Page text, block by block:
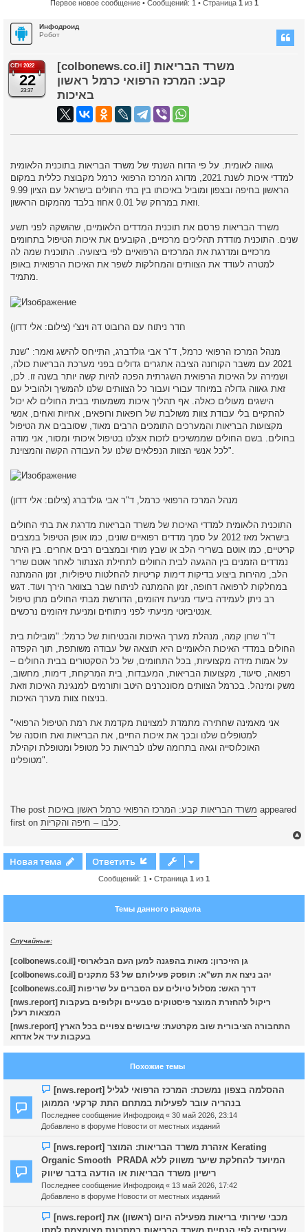
Первое новое сообщение• Сообщений: 1 • Страница 1 из 1
Инфодроид
Робот
СЕН 2022
22
23:37
[colbonews.co.il] משרד הבריאות
קבע: המרכז הרפואי כרמל ראשון
באיכות
גאווה לאומית. על פי הדוח השנתי של משרד הבריאות בתוכנית הלאומית
למדדי איכות לשנת 2021, מדורג המרכז הרפואי כרמל מקבוצת כללית במקום
הראשון בחיפה ובצפון ומוביל באיכותו בין בתי החולים בישראל עם הציון 9.99
וזאת במרחק של 0.01 אחוז בלבד מהמקום הראשון.
משרד הבריאות פרסם את תוכנית המדדים הלאומיים, שהושקה לפני תשע
שנים. התוכנית מודדת תהליכים מרכזיים, הקובעים את איכות הטיפול בתחומים
מרכזיים ומדרגת את המרכזים הרפואיים לפי ביצועיה. התוכנית שמה לה
למטרה לעודד את הצוותים והמחלקות לשפר את האיכות הרפואית באופן
מתמיד.
חדר ניתוח עם הרובוט דה וינצ'י (צילום: אלי דדון)
מנהל המרכז הרפואי כרמל, ד"ר אבי גולדברג, התייחס להישג ואמר: "שנת
2021 עם משבר הקורונה הציבה אתגרים גדולים בפני מערכת הבריאות כולה,
ושמירה על האיכות הרפואית השגרתית הפכה להיות קשה יותר בשנה זו. לכן,
זאת גאווה גדולה במיוחד עבורי ועבור כל הצוותים שלנו להמשיך ולהוביל עם
הישגים מעולים כאלה. אף תהליך איכות משמעותי בבית החולים לא יכול
להתקיים בלי עבודת צוות משולבת של רופאות ורופאים, אחיות ואחים, אנשי
מקצועות הבריאות והמערכים התומכים הרבים מאוד, שסובבים את הטיפול
בחולים. בשם החולים שממשיכים לזכות אצלנו בטיפול איכותי ומסור, אני מודה
לכל אנשי הצוות הנפלאים שלנו על העבודה הקשה והמצוינת".
מנהל המרכז הרפואי כרמל, ד"ר אבי גולדברג (צילום: אלי דדון)
התוכנית הלאומית למדדי האיכות של משרד הבריאות מדרגת את בתי החולים
בישראל מאז 2012 על סמך מדדים רפואיים שונים, כמו אופן הטיפול במצבים
קריטיים, כמו אוטם בשרירי הלב או שבץ מוחי ובמצבים רבים אחרים. בין היתר
נמדדים הזמנים בין ההגעה לבית החולים לתחילת הצנתור לאחר אוטם שריר
הלב, מהירות ביצוע בדיקות דימות קריטיות להחלטות טיפוליות, זמן ההמתנה
במחלקות לרפואה דחופה, זמן ההמתנה לניתוח שבר בצוואר הירך ועוד. דגש
רב ניתן לעמידה ביעדי מניעת זיהומים, הדורשת מבתי החולים מתן טיפול
אנטיביוטי מניעתי לפני ניתוחים ומניעת זיהומים נרכשים.
ד"ר שרון קמה, מנהלת מערך האיכות והבטיחות של כרמל: "מובילות בית
החולים במדדי האיכות הלאומיים היא תוצאה של עבודה משותפת, תוך הקפדה
על אמות מידה מקצועיות, בכל התחומים, של כל הסקטורים בבית החולים –
רפואה, סיעוד, מקצועות הבריאות, המעבדות, בית המרקחת, דימות, מחשוב,
משק ומינהל. בכרמל הצוותים מסונכרנים היטב ותורמים למנגינת האיכות וזאת
בניצוח צוות מערך האיכות.
"אני מאמינה שחתירה מתמדת למצוינות מקדמת את רמת הטיפול הרפואי
למטופלים שלנו ובכך את איכות החיים, את הבריאות ואת חוסנה של
האוכלוסייה וגאה בתרומה שלנו לבריאות כל מטופל ומטופלת וקהילת
מטופלינו".
The post משרד הבריאות קבע: המרכז הרפואי כרמל ראשון באיכות appeared
first on כלבו – חיפה והקריות.
т
с
Новая тема Ответить
Сообщений: 1 • Страница 1 из 1
Темы данного раздела
Случайные:
[colbonews.co.il] גן הזיכרון: מאות בהפגנה למען העם הבלארוסי
[colbonews.co.il] יהב ניצח את תש"א: תופסק פעילותם של 53 מתקנים
[colbonews.co.il] דרך האש: מסלול טיולים עם הסברים על שריפות
[nws.report] ריקול להחזרת המוצר פיסטוקים טבעיים וקלופים בעקבות
המצאות רעלן
[nws.report] התחבורה הציבורית שוב מקרטעת: שיבושים צפויים בכל הארץ
בעקבות עיד אל אדחא
Похожие темы
Н
о
о
с
о
о
б
щ
е
и
[nws.report] ההסלמה בצפון נמשכת: המרכז הרפואי לגליל
בנהריה עובר לפעילות במתחם התת קרקעי הממוגן
Последнее сообщение Инфодроид« 30 май 2026, 23:14
Добавлено в форуме Новости от местных изданий
Н
о
в
о
е
с
о
о
[nws.report] אזהרת משרד הבריאות: המוצר Kerating
Organic Smooth PRADA המיועד להחלקת שיער משווק ללא
רישיון משרד הבריאות או הודעה בדבר שיווק
Последнее сообщение Инфодроид« 13 май 2026, 17:42
Добавлено в форуме Новости от местных изданий
Н
о
[nws.report] מכבי שירותי בריאות מפעילה היום (ראשון) את